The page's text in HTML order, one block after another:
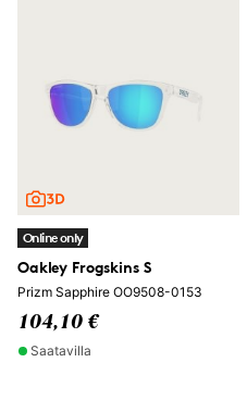
Online only
Oakley Frogskins S
Prizm Sapphire OO9508-0153
104,10 €
Saatavilla